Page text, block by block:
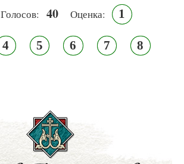
Голосов: 40 Оценка: 1
4 5 6 7 8